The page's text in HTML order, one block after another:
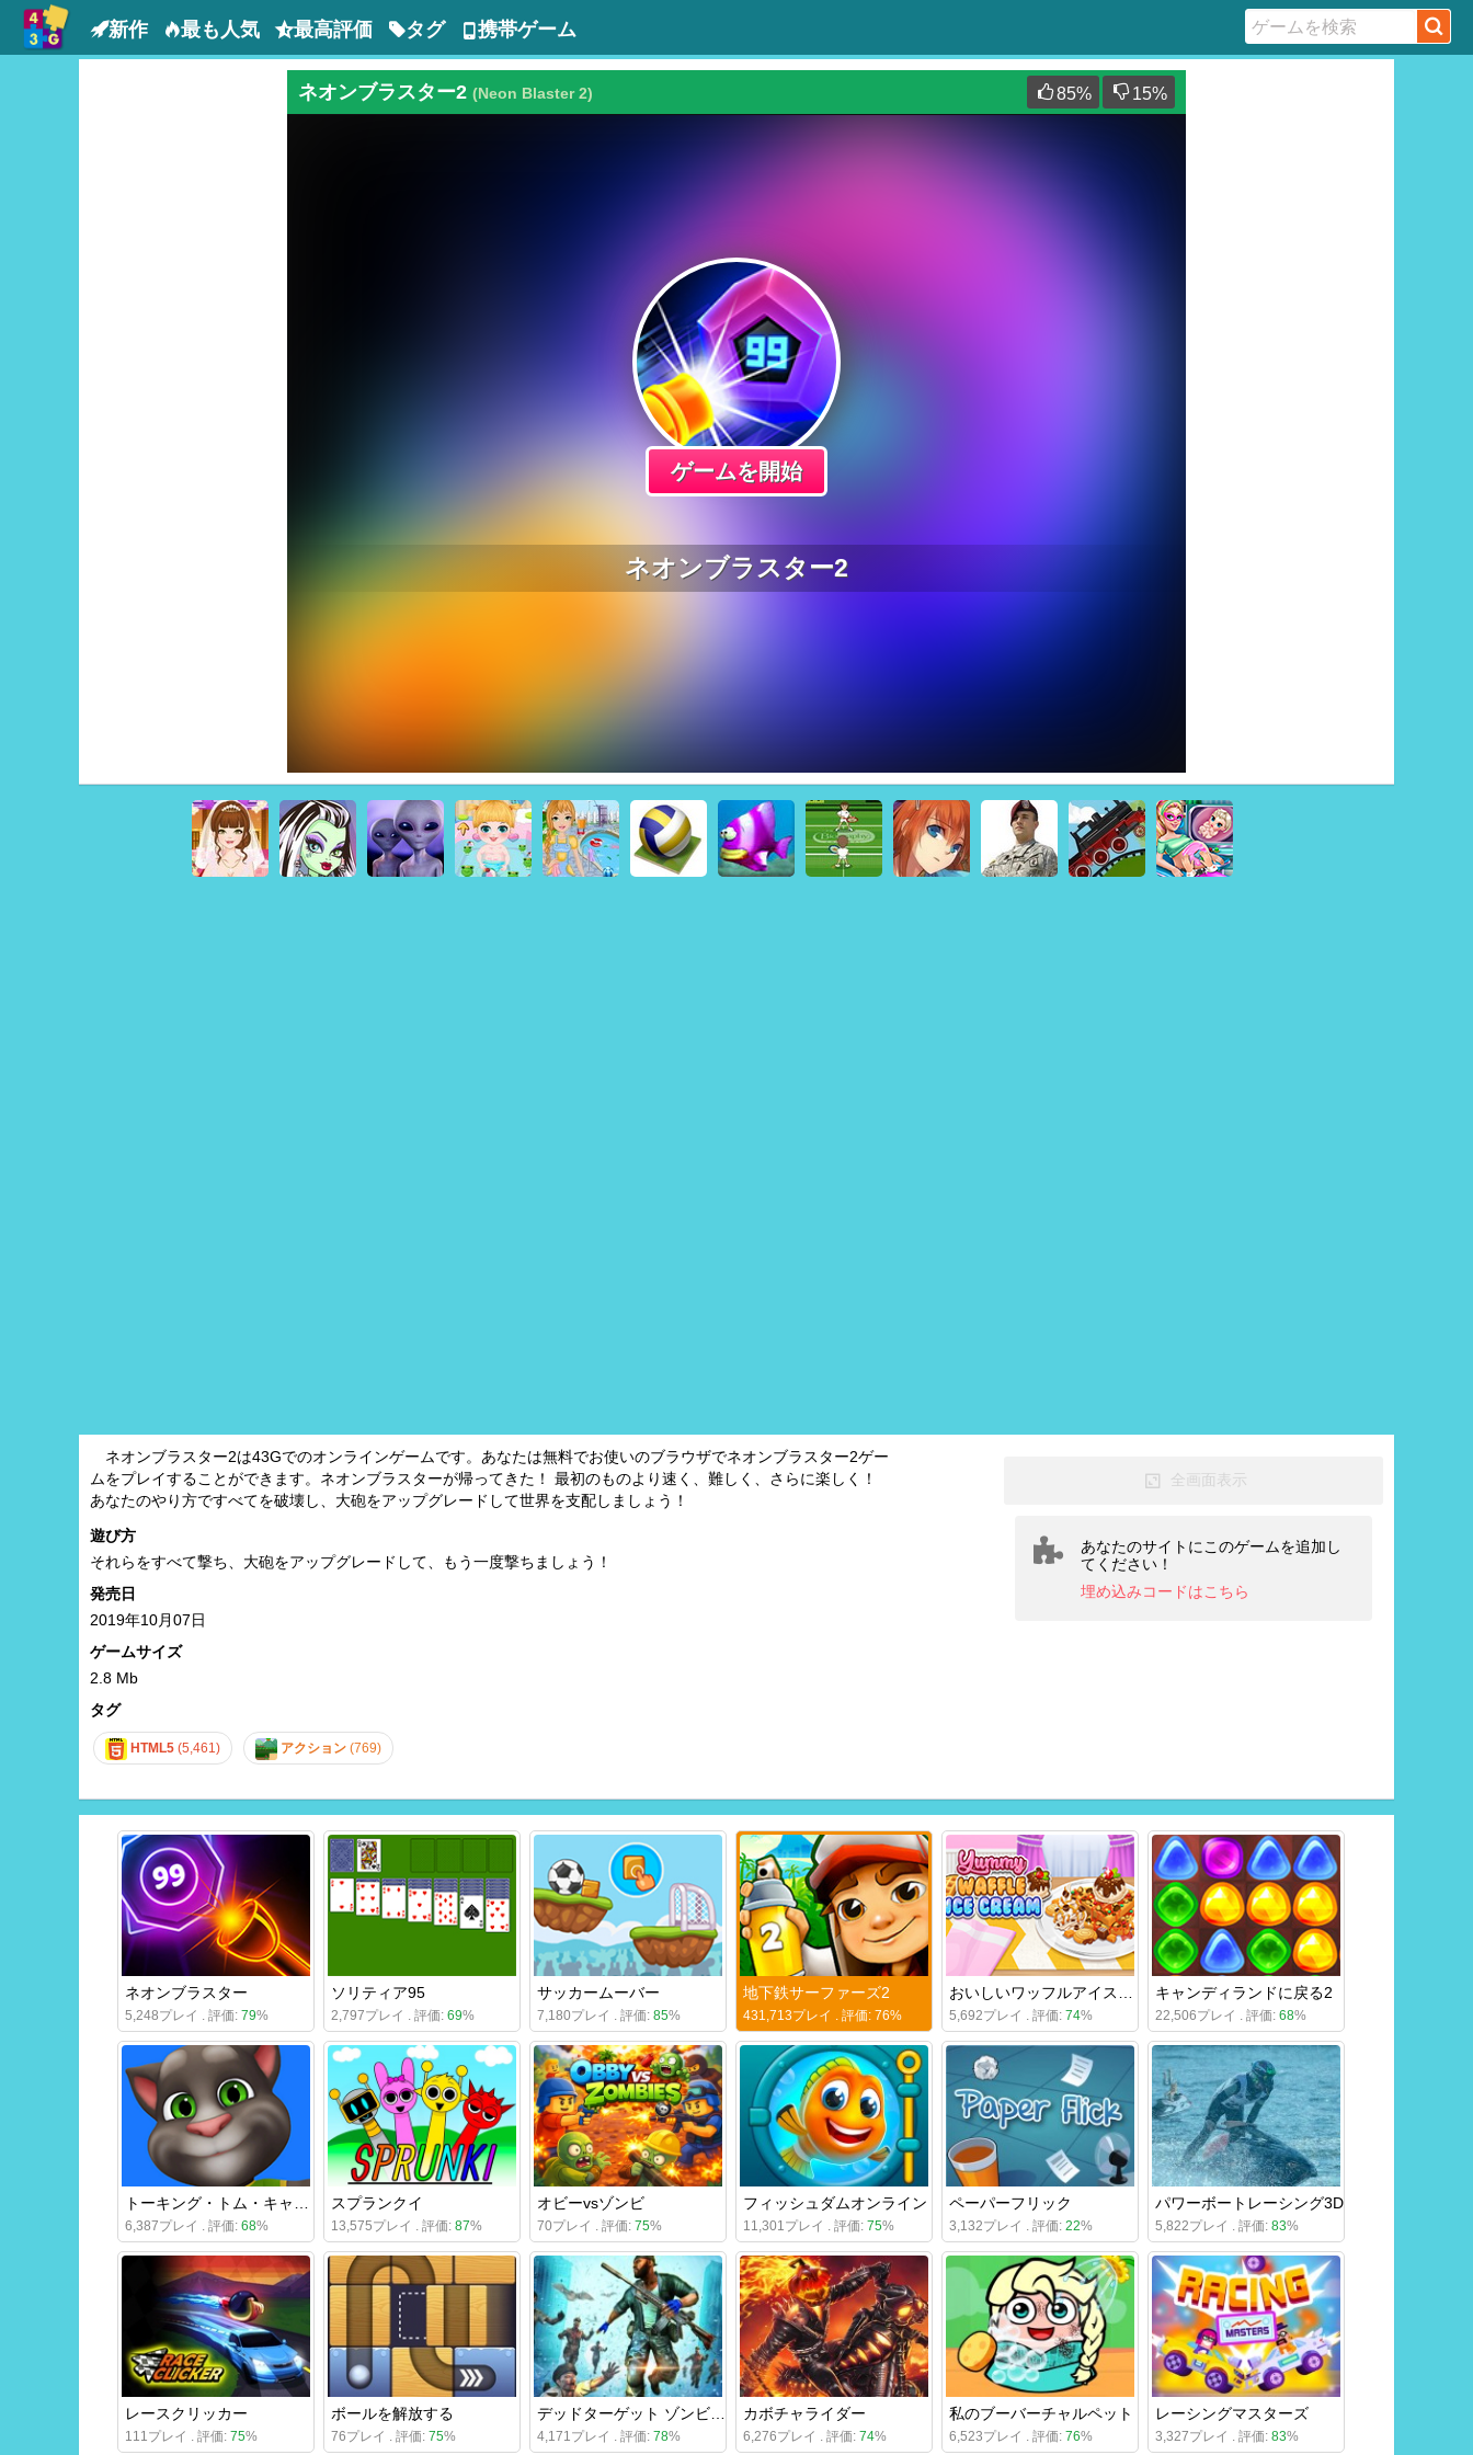
新作 最も人気 最高評価 タグ 携帯ゲーム
ネオンブラスター2 (Neon Blaster 2) 85% 15%
ゲームを開始
ネオンブラスター2
ネオンブラスター2は43Gでのオンラインゲームです。あなたは無料でお使いのブラウザでネオンブラスター2ゲー
ムをプレイすることができます。ネオンブラスターが帰ってきた！ 最初のものより速く、難しく、さらに楽しく！
あなたのやり方ですべてを破壊し、大砲をアップグレードして世界を支配しましょう！
遊び方
それらをすべて撃ち、大砲をアップグレードして、もう一度撃ちましょう！
発売日
2019年10月07日
ゲームサイズ
2.8 Mb
タグ
HTML5 (5,461) アクション (769)
全画面表示
あなたのサイトにこのゲームを追加し
てください！
埋め込みコードはこちら
ネオンブラスター
5,248プレイ . 評価: 79%
ソリティア95
2,797プレイ . 評価: 69%
サッカームーバー
7,180プレイ . 評価: 85%
地下鉄サーファーズ2
431,713プレイ . 評価: 76% 5,692プレイ . 評価: 74%
キャンディランドに戻る2
22,506プレイ . 評価: 68%
6,387プレイ . 評価: 68%
スプランクイ
13,575プレイ . 評価: 87%
オビーvsゾンビ
70プレイ . 評価: 75%
フィッシュダムオンライン
11,301プレイ . 評価: 75%
ペーパーフリック
3,132プレイ . 評価: 22%
パワーボートレーシング3D
5,822プレイ . 評価: 83%
レースクリッカー
111プレイ . 評価: 75%
ボールを解放する
76プレイ . 評価: 75% 4,171プレイ . 評価: 78%
カボチャライダー
6,276プレイ . 評価: 74%
私のブーバーチャルペット
6,523プレイ . 評価: 76%
レーシングマスターズ
3,327プレイ . 評価: 83%